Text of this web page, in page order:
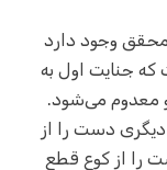
وجود دارد
که جنایت اول به
و معدوم می‌شود.
دست را از
را از کوع قطع